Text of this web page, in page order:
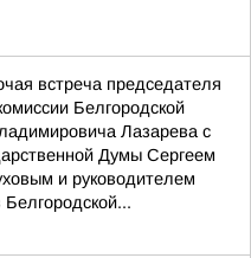
встреча председателя
Белгородской
Лазарева с
Думы Сергеем
и руководителем